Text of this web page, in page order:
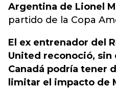
Argentina de Lionel
partido de la Copa
El ex entrenador del
United reconoció, sin
Canadá podría tener
limitar el impacto de